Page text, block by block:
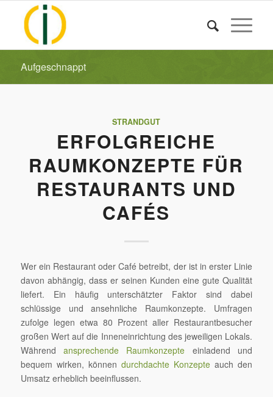
Aufgeschnappt
STRANDGUT
ERFOLGREICHE
RAUMKONZEPTE FÜR
RESTAURANTS UND
CAFÉS
Wer ein Restaurant oder Café betreibt, der ist in erster Linie
davon abhängig, dass er seinen Kunden eine gute Qualität
liefert. Ein häufig unterschätzter Faktor sind dabei
schlüssige und ansehnliche Raumkonzepte. Umfragen
zufolge legen etwa 80 Prozent aller Restaurantbesucher
großen Wert auf die Inneneinrichtung des jeweiligen Lokals.
Währendansprechende Raumkonzepte einladend und
bequem wirken, können durchdachte Konzepte auch den
Umsatz erheblich beeinflussen.